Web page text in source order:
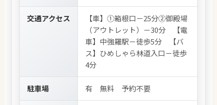
交通アクセス
【車】①箱根口－25分②御殿場
（アウトレット）－30分 【電
車】中強羅駅－徒歩5分 【バ
ス】ひめしゃら林道入口－徒歩
4分
駐車場 有 無料 予約不要